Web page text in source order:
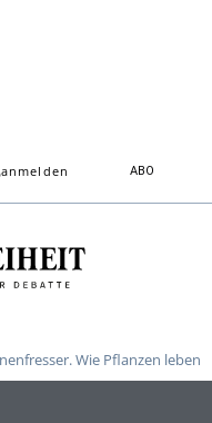
anmelden ABO
Wie Pflanzen leben